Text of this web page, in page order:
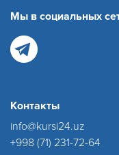
Мы в социальных
Контакты
info@kursi24.uz
+998 (71) 231-72-64